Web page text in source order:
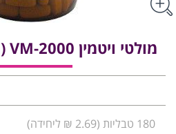
מולטי ויטמין VM-2000 (גדול) 180 טבליות
180 טבליות (2.69 ₪ ליחידה)